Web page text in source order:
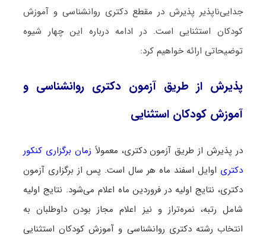
جدایی‌ناپذیر پذیرش در مقطع دکتری روانشناسی و آموزش
کودکان استثنایی است. در ادامه درباره این چهار شیوه
توضیحاتی ارائه خواهیم کرد:
پذیرش از طریق آزمون دکتری روانشناسی و
آموزش کودکان استثنایی
در پذیرش از طریق آزمون دکتری، معمولاً زمان برگزاری کنکور
دکتری اوایل اسفند ماه هر سال است. پس از برگزاری آزمون
دکتری، نتایج اولیه در فروردین ماه اعلام می‌شود. نتایج اولیه
شامل رتبه، نمره‌تراز و نیز اعلام مجاز بودن داوطلبان به
انتخاب رشته دکتری روانشناسی و آموزش کودکان استثنایی